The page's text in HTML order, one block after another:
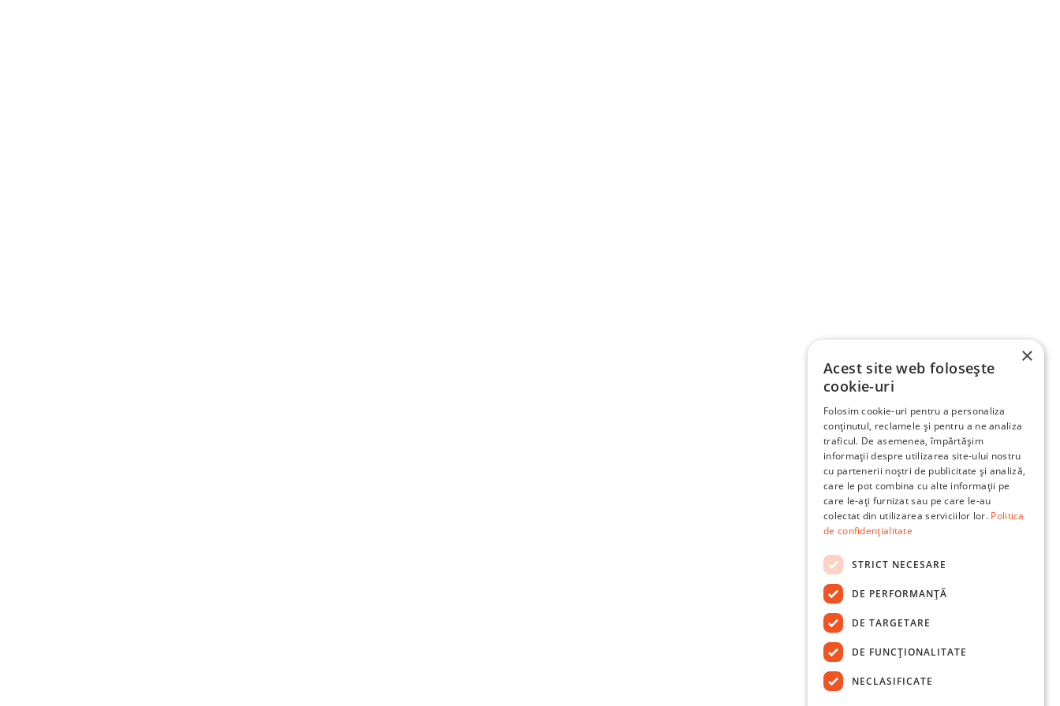
×
Acest site web folosește
cookie-uri
Folosim cookie-uri pentru a personaliza
conținutul, reclamele și pentru a ne analiza
traficul. De asemenea, împărtășim
informații despre utilizarea site-ului nostru
cu partenerii noștri de publicitate și analiză,
care le pot combina cu alte informații pe
care le-ați furnizat sau pe care le-au
colectat din utilizarea serviciilor lor. Politica
de confidențialitate
STRICT NECESARE
DE PERFORMANȚĂ
DE TARGETARE
DE FUNCŢIONALITATE
NECLASIFICATE